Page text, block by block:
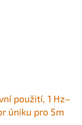
použití, 1 Hz–
úniku pro 5m